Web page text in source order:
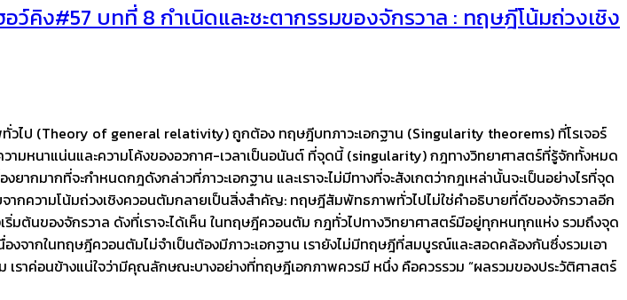
คิง#57 บทที่ 8 กำเนิดและชะตากรรมของจักรวาล : ทฤษฎีโน้มถ่วงเชิง
วไป (Theory of general relativity) ถูกต้อง ทฤษฎีบทภาวะเอกฐาน (Singularity theorems) ที่โรเจอร์
ามหนาแน่นและความโค้งของอวกาศ-เวลาเป็นอนันต์ ที่จุดนี้ (singularity) กฎทางวิทยาศาสตร์ที่รู้จักทั้งหมด
มากที่จะกำหนดกฎดังกล่าวที่ภาวะเอกฐาน และเราจะไม่มีทางที่จะสังเกตว่ากฎเหล่านั้นจะเป็นอย่างไรที่จุด
ากความโน้มถ่วงเชิงควอนตัมกลายเป็นสิ่งสำคัญ: ทฤษฎีสัมพัทธภาพทั่วไปไม่ใช่คำอธิบายที่ดีของจักรวาลอีก
ต้นของจักรวาล ดังที่เราจะได้เห็น ในทฤษฎีควอนตัม กฎทั่วไปทางวิทยาศาสตร์มีอยู่ทุกหนทุกแห่ง รวมถึงจุด
จากในทฤษฎีควอนตัมไม่จำเป็นต้องมีภาวะเอกฐาน เรายังไม่มีทฤษฎีที่สมบูรณ์และสอดคล้องกันซึ่งรวมเอา
ราค่อนข้างแน่ใจว่ามีคุณลักษณะบางอย่างที่ทฤษฎีเอกภาพควรมี หนึ่ง คือควรรวม “ผลรวมของประวัติศาสตร์